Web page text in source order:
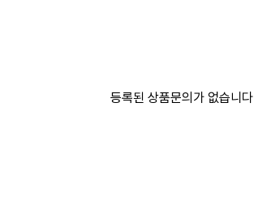
등록된 상품문의가 없습니다